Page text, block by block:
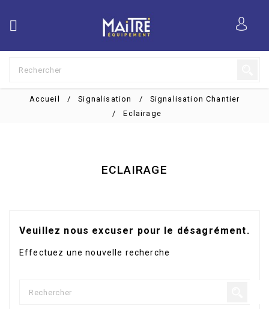

Accueil Signalisation
Signalisation Chantier
Eclairage
ECLAIRAGE
Veuillez nous excuser pour le désagrément.
Effectuez une nouvelle recherche